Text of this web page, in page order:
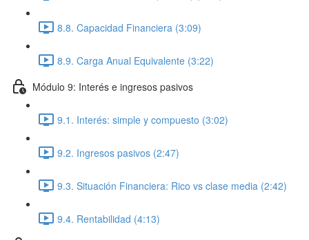
8.8. Capacidad Financiera (3:09)
8.9. Carga Anual Equivalente (3:22)
Módulo 9: Interés e ingresos pasivos
9.1. Interés: simple y compuesto (3:02)
9.2. Ingresos pasivos (2:47)
9.3. Situación Financiera: Rico vs clase media (2:42)
9.4. Rentabilidad (4:13)